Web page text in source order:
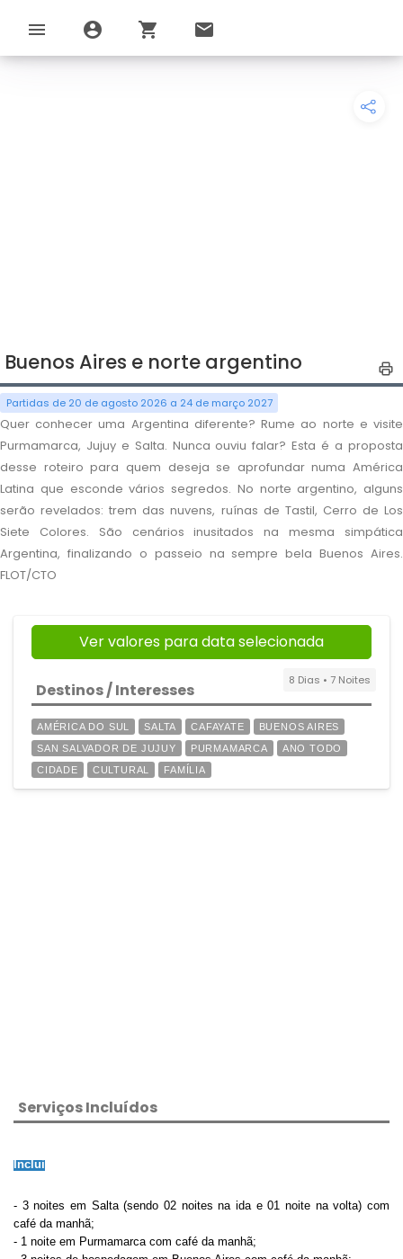
menu account_circle shopping_cart email
Buenos Aires e norte argentino
Partidas de 20 de agosto 2026 a 24 de março 2027
Quer conhecer uma Argentina diferente? Rume ao norte e visite
Purmamarca, Jujuy e Salta. Nunca ouviu falar? Esta é a proposta
desse roteiro para quem deseja se aprofundar numa América
Latina que esconde vários segredos. No norte argentino, alguns
serão revelados: trem das nuvens, ruínas de Tastil, Cerro de Los
Siete Colores. São cenários inusitados na mesma simpática
Argentina, finalizando o passeio na sempre bela Buenos Aires.
FLOT/CTO
Ver valores para data selecionada
8 Dias • 7 Noites
Destinos / Interesses
AMÉRICA DO SUL SALTA CAFAYATE
BUENOS AIRES
SAN SALVADOR DE JUJUY
PURMAMARCA
ANO TODO
CIDADE
CULTURAL FAMÍLIA
Serviços Incluídos
Inclui
- 3 noites em Salta (sendo 02 noites na ida e 01 noite na volta) com
café da manhã;
- 1 noite em Purmamarca com café da manhã;